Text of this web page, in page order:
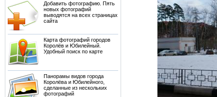
Добавить фотографию. Пять
новых фотографий
выводятся на всех страницах
сайта
Карта фотографий городов
Королёв и Юбилейный.
Удобный поиск по карте
Панорамы видов города
Королёва и Юбилейного,
сделанные из нескольких
фотографий